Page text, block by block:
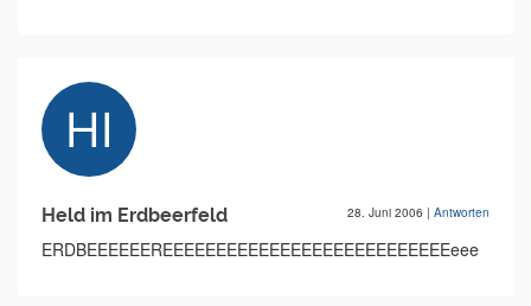
Held im Erdbeerfeld 28. Juni 2006 | Antworten
ERDBEEEEEEREEEEEEEEEEEEEEEEEEEEEEEEEEEeee